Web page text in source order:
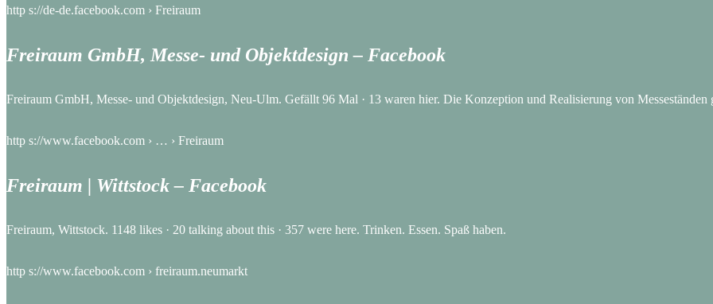
http s://de-de.facebook.com › Freiraum
Freiraum GmbH, Messe- und Objektdesign – Facebook
Freiraum GmbH, Messe- und Objektdesign, Neu-Ulm. Gefällt 96 Mal · 13 waren hier. Die Konzeption und Realisierung von
http s://www.facebook.com › … › Freiraum
Freiraum | Wittstock – Facebook
Freiraum, Wittstock. 1148 likes · 20 talking about this · 357 were here. Trinken. Essen. Spaß haben.
http s://www.facebook.com › freiraum.neumarkt